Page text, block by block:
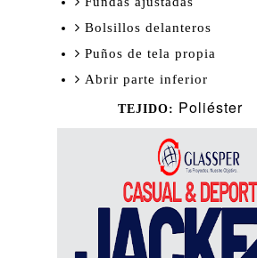
Bolsillos delanteros
Puños de tela propia
Abrir parte inferior
TEJIDO: Poliéster